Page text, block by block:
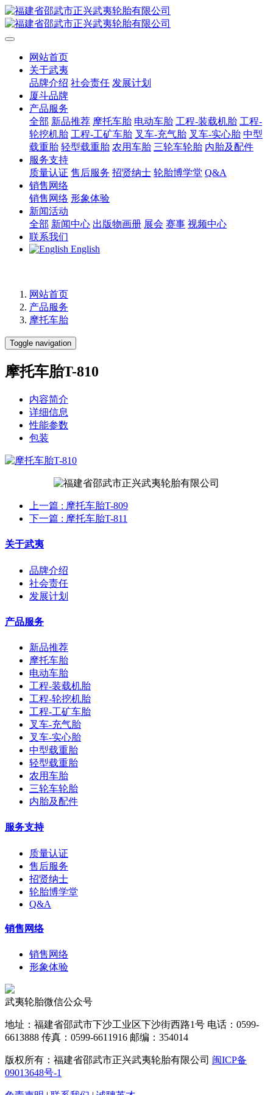
网站首页
关于武夷
品牌介绍 社会责任 发展计划
厦斗品牌
产品服务
全部 新品推荐 摩托车胎 电动车胎 工程-装载机胎 工程-
轮挖机胎 工程-工矿车胎 叉车-充气胎 叉车-实心胎 中型
载重胎 轻型载重胎 农用车胎 三轮车轮胎 内胎及配件
服务支持
质量认证 售后服务 招贤纳士 轮胎博学堂 Q&A
销售网络
销售网络 形象体验
新闻活动
全部 新闻中心 出版物画册 展会 赛事 视频中心
联系我们
English
网站首页
产品服务
摩托车胎
Toggle navigation
摩托车胎T-810
内容简介
详细信息
性能参数
包装
上一篇 : 摩托车胎T-809
下一篇 : 摩托车胎T-811
关于武夷
品牌介绍
社会责任
发展计划
产品服务
新品推荐
摩托车胎
电动车胎
工程-装载机胎
工程-轮挖机胎
工程-工矿车胎
叉车-充气胎
叉车-实心胎
中型载重胎
轻型载重胎
农用车胎
三轮车轮胎
内胎及配件
服务支持
质量认证
售后服务
招贤纳士
轮胎博学堂
Q&A
销售网络
销售网络
形象体验
武夷轮胎微信公众号
地址：福建省邵武市下沙工业区下沙街西路1号 电话：0599-
6613888 传真：0599-6611916 邮编：354014
版权所有：福建省邵武市正兴武夷轮胎有限公司 闽ICP备
09013648号-1